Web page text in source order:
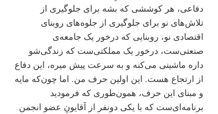
دفاعی، هر کوششی که بشه برای جلوگیری از
تلاش‌های نو برای جلوگیری از جلوه‌های روبنای
اقتصادی نو، روبنایی که در‌خور یک جامعه‌ی
صنعتی‌ست، در‌خور یک مملکتی‌ست که زندگی‌شو
داره ماشینی می‌کنه و به سرعت پیش میره، این دفاع
از ارتجاع هست. این اولین حرف من. اما چون‌که مایه
و مبنای این حرف، همون‌طوری که فرمودید
برنامه‌ای‌ست که با یکی دونفر از آقایونِ عضو انجمن